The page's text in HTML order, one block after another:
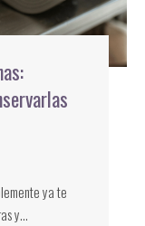
ya te
y…